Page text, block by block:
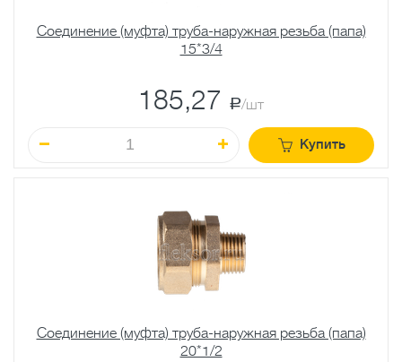
Соединение (муфта) труба-наружная резьба (папа)
15*3/4
185,27 a/шт
Купить
Соединение (муфта) труба-наружная резьба (папа)
20*1/2